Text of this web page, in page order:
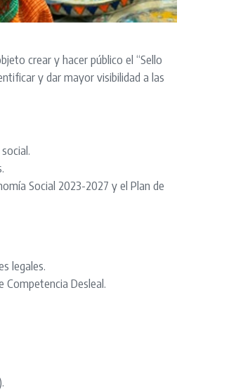
crear y hacer público el “Sello
y dar mayor visibilidad a las
Social 2023-2027 y el Plan de
legales.
Competencia Desleal.